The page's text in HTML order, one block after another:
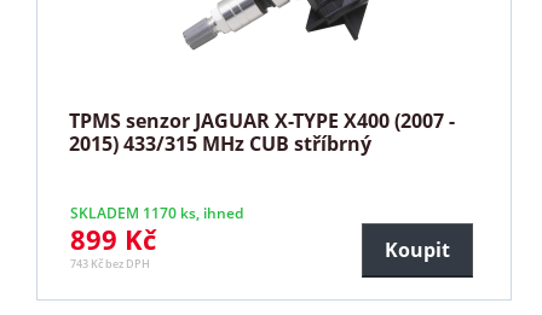
TPMS senzor JAGUAR X-TYPE X400 (2007 -
2015) 433/315 MHz CUB stříbrný
SKLADEM 1170 ks, ihned
899 Kč
743 Kč bez DPH
Koupit